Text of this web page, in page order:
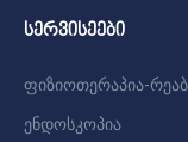
სერვისეები
ფიზიოთერაპია-
ენდოსკოპია